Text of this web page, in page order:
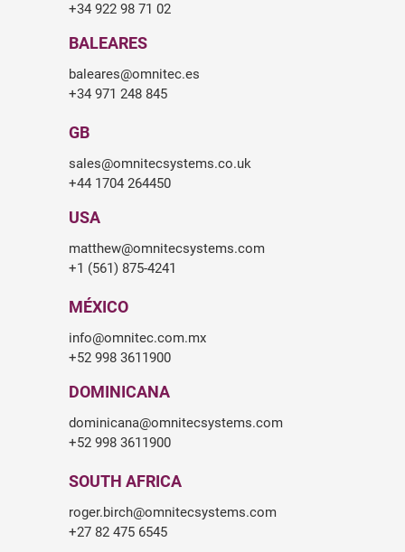
+34 922 98 71 02
BALEARES
baleares@omnitec.es
+34 971 248 845
GB
sales@omnitecsystems.co.uk
+44 1704 264450
USA
matthew@omnitecsystems.com
+1 (561) 875-4241
MÉXICO
info@omnitec.com.mx
+52 998 3611900
DOMINICANA
dominicana@omnitecsystems.com
+52 998 3611900
SOUTH AFRICA
roger.birch@omnitecsystems.com
+27 82 475 6545